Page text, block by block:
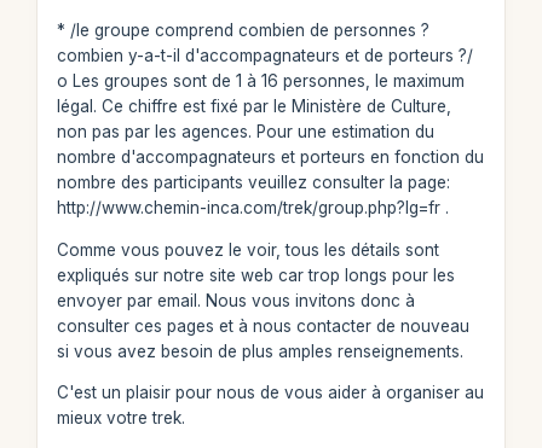
* /le groupe comprend combien de personnes ?
combien y-a-t-il d'accompagnateurs et de porteurs ?/
o Les groupes sont de 1 à 16 personnes, le maximum
légal. Ce chiffre est fixé par le Ministère de Culture,
non pas par les agences. Pour une estimation du
nombre d'accompagnateurs et porteurs en fonction du
nombre des participants veuillez consulter la page:
http://www.chemin-inca.com/trek/group.php?lg=fr .
Comme vous pouvez le voir, tous les détails sont
expliqués sur notre site web car trop longs pour les
envoyer par email. Nous vous invitons donc à
consulter ces pages et à nous contacter de nouveau
si vous avez besoin de plus amples renseignements.
C'est un plaisir pour nous de vous aider à organiser au
mieux votre trek.